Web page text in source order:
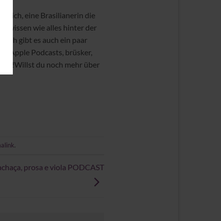
mich, eine Brasilianerin die
wissen wie alles hinter der
gibt es auch ein paar
Apple Podcasts, brüsker,
du noch mehr über
.
prosa e viola PODCAST